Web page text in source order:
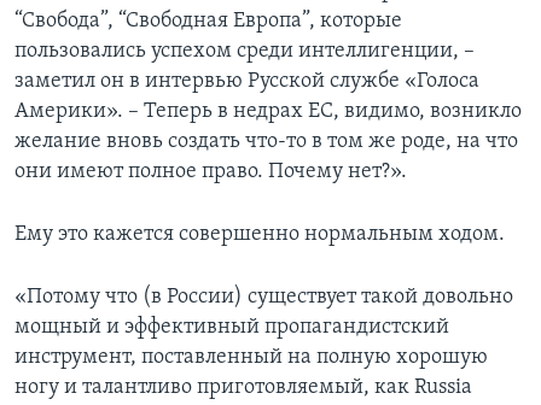
“Свобода”, “Свободная Европа”, которые
пользовались успехом среди интеллигенции, –
заметил он в интервью Русской службе «Голоса
Америки». – Теперь в недрах ЕС, видимо, возникло
желание вновь создать что-то в том же роде, на что
они имеют полное право. Почему нет?».
Ему это кажется совершенно нормальным ходом.
«Потому что (в России) существует такой довольно
мощный и эффективный пропагандистский
инструмент, поставленный на полную хорошую
ногу и талантливо приготовляемый, как Russia